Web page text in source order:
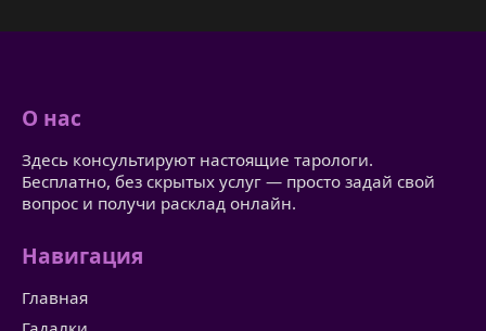
О нас
Здесь консультируют настоящие тарологи.
Бесплатно, без скрытых услуг — просто задай свой
вопрос и получи расклад онлайн.
Навигация
Главная